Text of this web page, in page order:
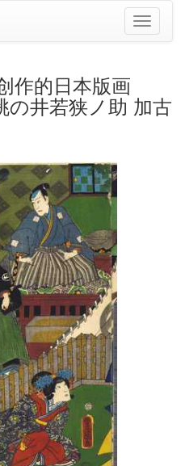
切
换
作的日本版画
の井若狭ノ助 加古